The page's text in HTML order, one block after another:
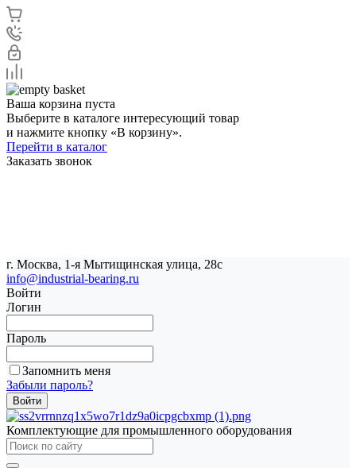
Ваша корзина пуста
Выберите в каталоге интересующий товар
и нажмите кнопку «В корзину».
Перейти в каталог
Заказать звонок
г. Москва, 1-я Мытищинская улица, 28с
info@industrial-bearing.ru
Войти
Логин
Пароль
Запомнить меня
Забыли пароль?
Комплектующие для промышленного оборудования